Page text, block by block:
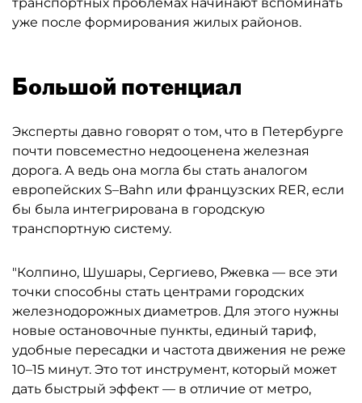
уже после формирования жилых районов.
Большой потенциал
Эксперты давно говорят о том, что в Петербурге
почти повсеместно недооценена железная
дорога. А ведь она могла бы стать аналогом
европейских S–Bahn или французских RER, если
бы была интегрирована в городскую
транспортную систему.
"Колпино, Шушары, Сергиево, Ржевка — все эти
точки способны стать центрами городских
железнодорожных диаметров. Для этого нужны
новые остановочные пункты, единый тариф,
удобные пересадки и частота движения не реже
10–15 минут. Это тот инструмент, который может
дать быстрый эффект — в отличие от метро,